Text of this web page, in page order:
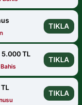
TIKLA
TL
TIKLA
TIKLA